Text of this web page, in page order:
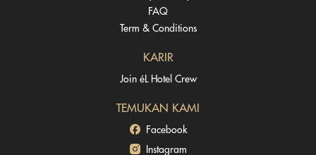
FAQ
Term & Conditions
KARIR
Join éL Hotel Crew
TEMUKAN KAMI
Facebook
Instagram